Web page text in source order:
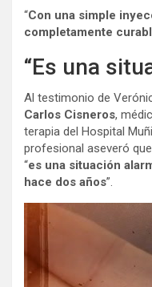
“Con una simple
completamente
“Es una
Al testimonio de
Carlos Cisneros,
terapia del Hospital
profesional aseveró
“es una situación
hace dos años”.